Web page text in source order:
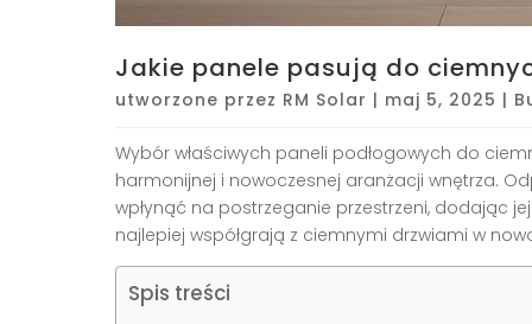
Jakie panele pasują do
utworzone przez RM Solar | maj 5, 2025 |
Wybór właściwych paneli podłogowych do
harmonijnej i nowoczesnej aranżacji wnętrza.
wpłynąć na postrzeganie przestrzeni, dodając
najlepiej współgrają z ciemnymi drzwiami w
Spis treści